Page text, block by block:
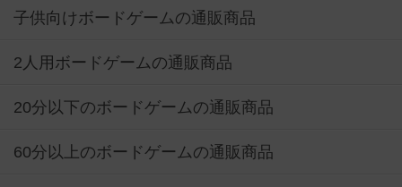
子供向けボードゲームの通販商品
2人用ボードゲームの通販商品
20分以下のボードゲームの通販商品
60分以上のボードゲームの通販商品